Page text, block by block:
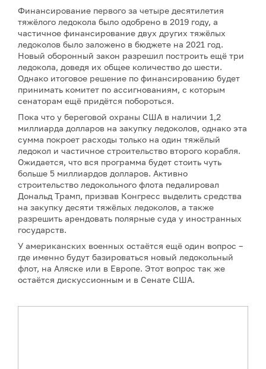
Финансирование первого за четыре десятилетия
тяжёлого ледокола было одобрено в 2019 году, а
частичное финансирование двух других тяжёлых
ледоколов было заложено в бюджете на 2021 год.
Новый оборонный закон разрешил построить ещё три
ледокола, доведя их общее количество до шести.
Однако итоговое решение по финансированию будет
принимать комитет по ассигнованиям, с которым
сенаторам ещё придётся побороться.
Пока что у береговой охраны США в наличии 1,2
миллиарда долларов на закупку ледоколов, однако эта
сумма покроет расходы только на один тяжёлый
ледокол и частичное строительство второго корабля.
Ожидается, что вся программа будет стоить чуть
больше 5 миллиардов долларов. Активно
строительство ледокольного флота педалировал
Дональд Трамп, призвав Конгресс выделить средства
на закупку десяти тяжёлых ледоколов, а также
разрешить арендовать полярные суда у иностранных
государств.
У американских военных остаётся ещё один вопрос –
где именно будут базироваться новый ледокольный
флот, на Аляске или в Европе. Этот вопрос так же
остаётся дискуссионным и в Сенате США.